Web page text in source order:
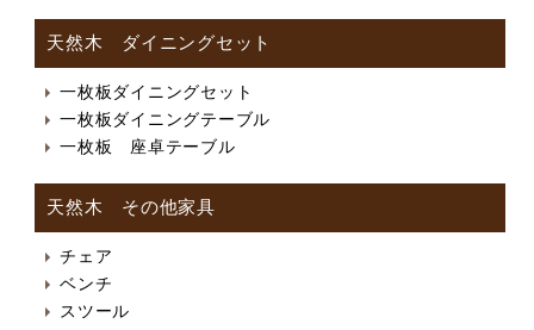
天然木 ダイニングセット
一枚板ダイニングセット
一枚板ダイニングテーブル
一枚板 座卓テーブル
天然木 その他家具
チェア
ベンチ
スツール